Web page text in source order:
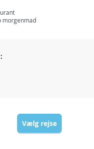
morgenmad
Vælg rejse